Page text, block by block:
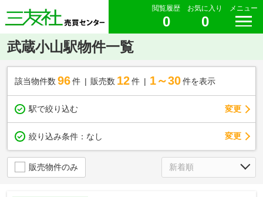
閲覧履歴
0
お気に入り
0
メニュー
武蔵小山駅物件一覧
該当物件数 96件 販売数 12 件 1～30 件を表示
駅で絞り込む 変更
絞り込み条件： なし 変更
販売物件のみ